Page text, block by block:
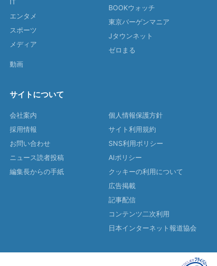
IT
エンタメ
スポーツ
メディア
動画
BOOKウォッチ
東京バーゲンマニア
Jタウンネット
ゼロまる
サイトについて
会社案内
採用情報
お問い合わせ
ニュース読者投稿
編集長からの手紙
個人情報保護方針
サイト利用規約
SNS利用ポリシー
AIポリシー
クッキーの利用について
広告掲載
記事配信
コンテンツ二次利用
日本インターネット報道協会